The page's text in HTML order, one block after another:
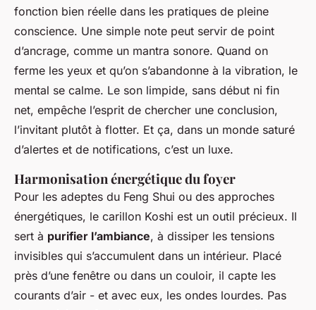
fonction bien réelle dans les pratiques de pleine
conscience. Une simple note peut servir de point
d’ancrage, comme un mantra sonore. Quand on
ferme les yeux et qu’on s’abandonne à la vibration, le
mental se calme. Le son limpide, sans début ni fin
net, empêche l’esprit de chercher une conclusion,
l’invitant plutôt à flotter. Et ça, dans un monde saturé
d’alertes et de notifications, c’est un luxe.
Harmonisation énergétique du foyer
Pour les adeptes du Feng Shui ou des approches
énergétiques, le carillon Koshi est un outil précieux. Il
sert à purifier l’ambiance, à dissiper les tensions
invisibles qui s’accumulent dans un intérieur. Placé
près d’une fenêtre ou dans un couloir, il capte les
courants d’air - et avec eux, les ondes lourdes. Pas